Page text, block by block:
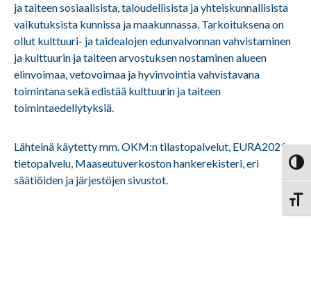
ja taiteen sosiaalisista, taloudellisista ja yhteiskunnallisista
vaikutuksista kunnissa ja maakunnassa. Tarkoituksena on
ollut kulttuuri- ja taidealojen edunvalvonnan vahvistaminen
ja kulttuurin ja taiteen arvostuksen nostaminen alueen
elinvoimaa, vetovoimaa ja hyvinvointia vahvistavana
toimintana sekä edistää kulttuurin ja taiteen
toimintaedellytyksiä.
Lähteinä käytetty mm. OKM:n tilastopalvelut, EURA2021-
tietopalvelu, Maaseutuverkoston hankerekisteri, eri
säätiöiden ja järjestöjen sivustot.